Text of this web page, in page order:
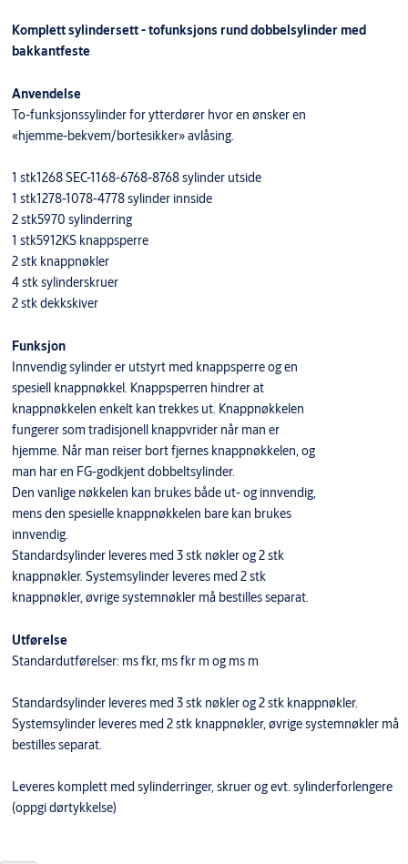
Komplett sylindersett - tofunksjons rund dobbelsylinder med
bakkantfeste
Anvendelse
To-funksjonssylinder for ytterdører hvor en ønsker en
«hjemme-bekvem/bortesikker» avlåsing.
1 stk1268 SEC-1168-6768-8768 sylinder utside
1 stk1278-1078-4778 sylinder innside
2 stk5970 sylinderring
1 stk5912KS knappsperre
2 stk knappnøkler
4 stk sylinderskruer
2 stk dekkskiver
Funksjon
Innvendig sylinder er utstyrt med knappsperre og en
spesiell knappnøkkel. Knappsperren hindrer at
knappnøkkelen enkelt kan trekkes ut. Knappnøkkelen
fungerer som tradisjonell knappvrider når man er
hjemme. Når man reiser bort fjernes knappnøkkelen, og
man har en FG-godkjent dobbeltsylinder.
Den vanlige nøkkelen kan brukes både ut- og innvendig,
mens den spesielle knappnøkkelen bare kan brukes
innvendig.
Standardsylinder leveres med 3 stk nøkler og 2 stk
knappnøkler. Systemsylinder leveres med 2 stk
knappnøkler, øvrige systemnøkler må bestilles separat.
Utførelse
Standardutførelser: ms fkr, ms fkr m og ms m
Standardsylinder leveres med 3 stk nøkler og 2 stk knappnøkler.
Systemsylinder leveres med 2 stk knappnøkler, øvrige systemnøkler må
bestilles separat.
Leveres komplett med sylinderringer, skruer og evt. sylinderforlengere
(oppgi dørtykkelse)